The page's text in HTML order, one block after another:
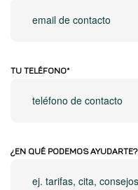
TU TELÉFONO*
¿EN QUÉ PODEMOS AYUDARTE?